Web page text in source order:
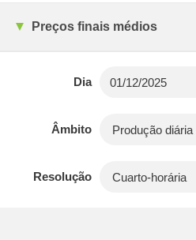
Preços finais médios
Dia
Âmbito
Resolução